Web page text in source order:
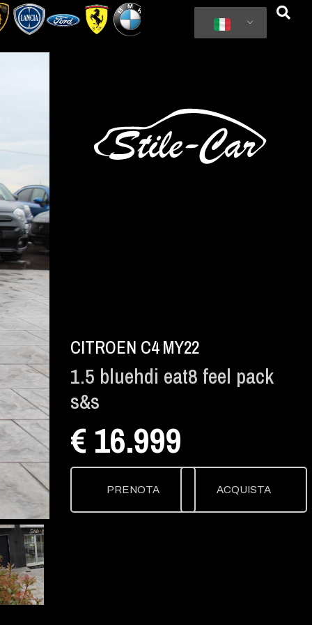
CITROEN C4 MY22
1.5 bluehdi eat8 feel pack
s&s
€ 16.999
PRENOTA ACQUISTA